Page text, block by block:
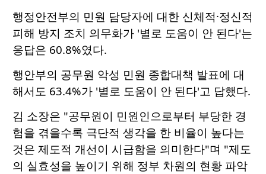
행정안전부의 민원 담당자에 대한 신체적·정신적
피해 방지 조치 의무화가 '별로 도움이 안 된다'는
응답은 60.8%였다.
행안부의 공무원 악성 민원 종합대책 발표에 대
해서도 63.4%가 '별로 도움이 안 된다'고 답했다.
김 소장은 "공무원이 민원인으로부터 부당한 경
험을 겪을수록 극단적 생각을 한 비율이 높다는
것은 제도적 개선이 시급함을 의미한다"며 "제도
의 실효성을 높이기 위해 정부 차원의 현황 파악